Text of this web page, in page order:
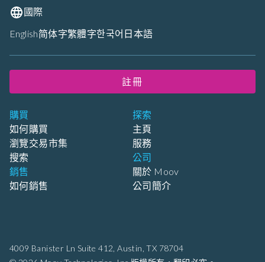
4009 Banister Ln Suite 412, Austin, TX 78704
購買
如何購買
瀏覽交易市集
搜索
銷售
如何銷售
探索
主頁
服務
公司
關於 Moov
公司簡介
國際
English简体字繁體字한국어 日本語
註冊